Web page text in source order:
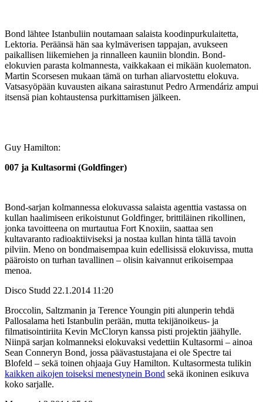
Bond lähtee Istanbuliin noutamaan salaista koodinpurkulaitetta,
Lektoria. Peräänsä hän saa kylmäverisen tappajan, avukseen
paikallisen liikemiehen ja rinnalleen kauniin blondin. Bond-
elokuvien parasta kolmannesta, vaikkakaan ei mikään kuolematon.
Martin Scorsesen mukaan tämä on turhan aliarvostettu elokuva.
Vatsasyöpään kuvausten aikana sairastunut Pedro Armendáriz ampui
itsensä pian kohtaustensa purkittamisen jälkeen.
Guy Hamilton:
007 ja Kultasormi (Goldfinger)
Bond-sarjan kolmannessa elokuvassa salaista agenttia vastassa on
kullan haalimiseen erikoistunut Goldfinger, brittiläinen rikollinen,
jonka tavoitteena on murtautua Fort Knoxiin, saattaa sen
kultavaranto radioaktiiviseksi ja nostaa kullan hinta tällä tavoin
pilviin. Meno on bondmaisempaa kuin edellisissä elokuvissa, mutta
pääroisto on turhan tavallinen – olisin kaivannut erikoisempaa
menoa.
Disco Studd 22.1.2014 11:20
Broccolin, Saltzmanin ja Terence Youngin piti alunperin tehdä
Pallosalama heti Istanbulin perään, mutta tekijänoikeus- ja
filmatisointiriita Kevin McCloryn kanssa pisti projektin jäähylle.
Niinpä sarjan kolmanneksi elokuvaksi vedettiin Kultasormi – ainoa
Sean Conneryn Bond, jossa päävastustajana ei ole Spectre tai
Blofeld – sekä toinen ohjaaja Guy Hamilton. Kultasormesta tulikin
kaikken aikojen toiseksi menestynein Bond sekä ikoninen esikuva
koko sarjalle.